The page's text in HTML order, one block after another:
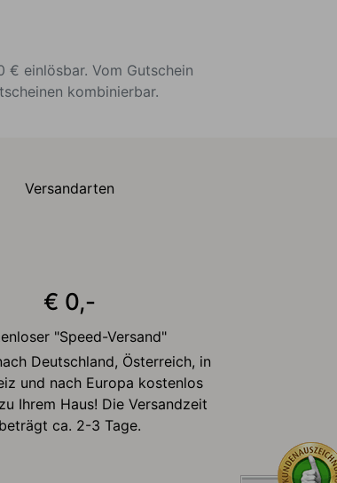
einlösbar. Vom Gutschein
kombinierbar.
Versandarten
€ 0,-
"Speed-Versand"
Deutschland, Österreich, in
und nach Europa kostenlos
Ihrem Haus! Die Versandzeit
beträgt ca. 2-3 Tage.